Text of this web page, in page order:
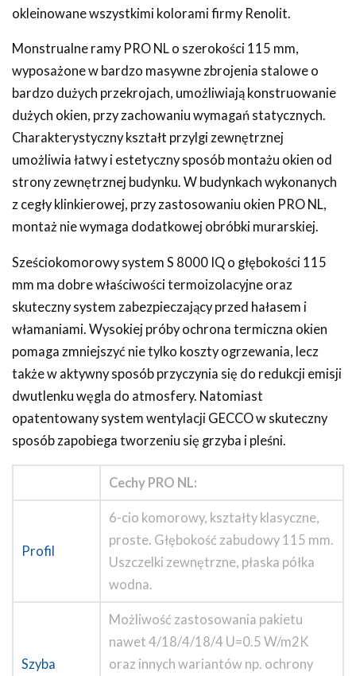
okleinowane wszystkimi kolorami firmy Renolit.
Monstrualne ramy PRO NL o szerokości 115 mm,
wyposażone w bardzo masywne zbrojenia stalowe o
bardzo dużych przekrojach, umożliwiają konstruowanie
dużych okien, przy zachowaniu wymagań statycznych.
Charakterystyczny kształt przylgi zewnętrznej
umożliwia łatwy i estetyczny sposób montażu okien od
strony zewnętrznej budynku. W budynkach wykonanych
z cegły klinkierowej, przy zastosowaniu okien PRO NL,
montaż nie wymaga dodatkowej obróbki murarskiej.
Sześciokomorowy system S 8000 IQ o głębokości 115
mm ma dobre właściwości termoizolacyjne oraz
skuteczny system zabezpieczający przed hałasem i
włamaniami. Wysokiej próby ochrona termiczna okien
pomaga zmniejszyć nie tylko koszty ogrzewania, lecz
także w aktywny sposób przyczynia się do redukcji emisji
dwutlenku węgla do atmosfery. Natomiast
opatentowany system wentylacji GECCO w skuteczny
sposób zapobiega tworzeniu się grzyba i pleśni.
Cechy PRO NL:
Profil
6-cio komorowy, kształty klasyczne,
proste. Głębokość zabudowy 115 mm.
Uszczelki zewnętrzne, płaska półka
wodna.
Szyba
Możliwość zastosowania pakietu
nawet 4/18/4/18/4 U=0.5 W/m2K
oraz innych wariantów np. ochrony